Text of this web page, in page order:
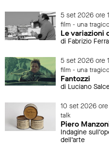
5 set 2026 ore
film - una
Le variazioni
di Fabrizio
5 set 2026 ore
film - una
Fantozzi
di Luciano
10 set 2026
talk
Piero
Indagine
dell’arte